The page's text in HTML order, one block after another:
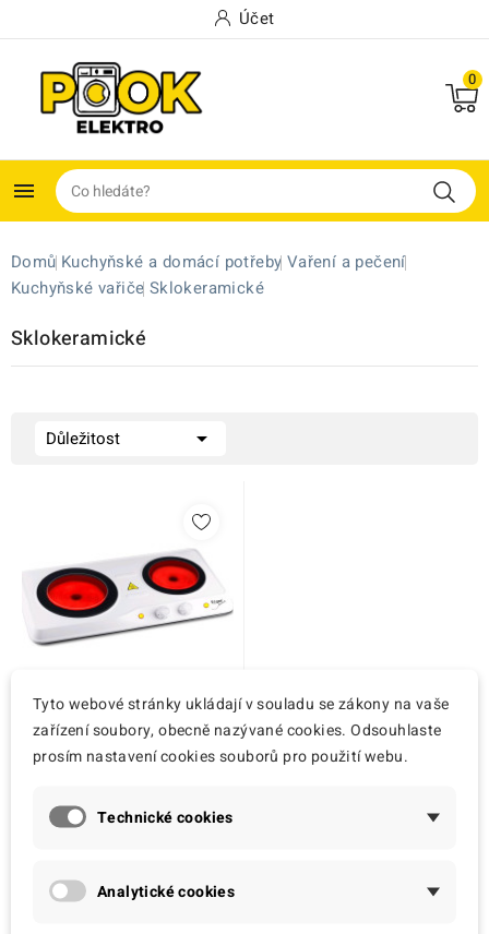
Účet
0

Domů Kuchyňské a domácí potřeby Vaření a pečení
Kuchyňské vařiče Sklokeramické
Sklokeramické
Důležitost 
Vigan
Vařič sklokeramický
2000 W, bílý
Tyto webové stránky ukládají v souladu se zákony na vaše
zařízení soubory, obecně nazývané cookies. Odsouhlaste
prosím nastavení cookies souborů pro použití webu.
Technické cookies
Analytické cookies